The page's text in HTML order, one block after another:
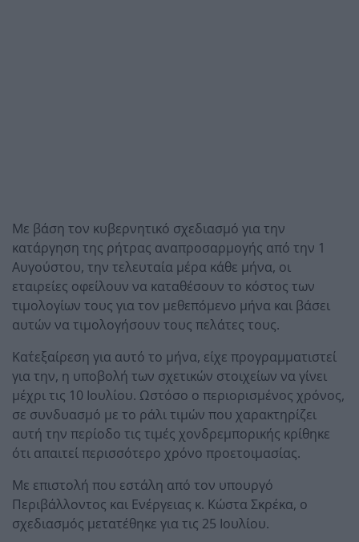
Με βάση τον κυβερνητικό σχεδιασμό για την
κατάργηση της ρήτρας αναπροσαρμογής από την 1
Αυγούστου, την τελευταία μέρα κάθε μήνα, οι
εταιρείες οφείλουν να καταθέσουν το κόστος των
τιμολογίων τους για τον μεθεπόμενο μήνα και βάσει
αυτών να τιμολογήσουν τους πελάτες τους.
Κατ΄εξαίρεση για αυτό το μήνα, είχε προγραμματιστεί
για την, η υποβολή των σχετικών στοιχείων να γίνει
μέχρι τις 10 Ιουλίου. Ωστόσο ο περιορισμένος χρόνος,
σε συνδυασμό με το ράλι τιμών που χαρακτηρίζει
αυτή την περίοδο τις τιμές χονδρεμπορικής κρίθηκε
ότι απαιτεί περισσότερο χρόνο προετοιμασίας.
Με επιστολή που εστάλη από τον υπουργό
Περιβάλλοντος και Ενέργειας κ. Κώστα Σκρέκα, ο
σχεδιασμός μετατέθηκε για τις 25 Ιουλίου.